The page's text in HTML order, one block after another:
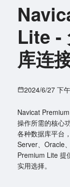
Lite -
库连
2024/6/27 下
Navicat
操作所需的核心
各种数据库平台
Server、Oracle
Premium Lite 提
实用选择。